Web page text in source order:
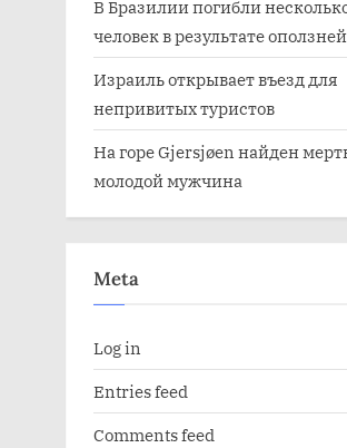
В Бразилии погибли
человек в результате оползней
Израиль открывает въезд для
непривитых туристов
На горе Gjersjøen найден
молодой мужчина
Meta
Log in
Entries feed
Comments feed